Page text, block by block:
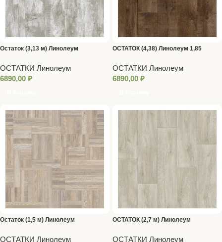
Остаток (3,13 м) Линолеум
ОСТАТКИ Линолеум
6890,00 ₽
ОСТАТОК (4,38) Линолеум 1,85
ОСТАТКИ Линолеум
6890,00 ₽
Остаток (1,5 м) Линолеум
ОСТАТКИ Линолеум
ОСТАТОК (2,7 м) Линолеум
ОСТАТКИ Линолеум